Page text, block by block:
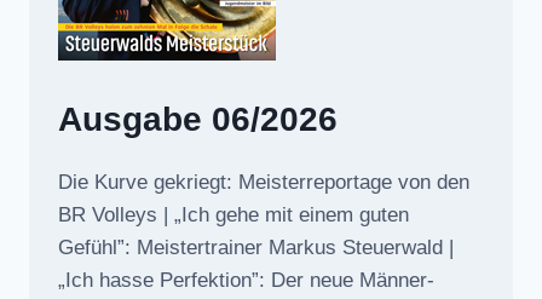
Ausgabe 06/2026
Die Kurve gekriegt: Meisterreportage von den
BR Volleys | „Ich gehe mit einem guten
Gefühl”: Meistertrainer Markus Steuerwald |
„Ich hasse Perfektion”: Der neue Männer-